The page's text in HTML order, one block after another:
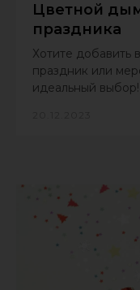
Цветной
праздника
Хотите добавить
праздник или
идеальный выбор!